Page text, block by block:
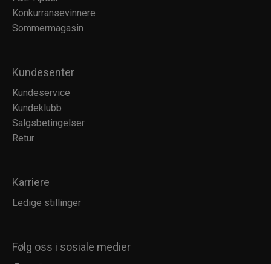
Konkurransevinnere
Sommermagasin
Kundesenter
Kundeservice
Kundeklubb
Salgsbetingelser
Retur
Karriere
Ledige stillinger
Følg oss i sosiale medier